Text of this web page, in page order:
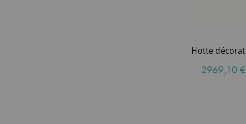
2969,10 €